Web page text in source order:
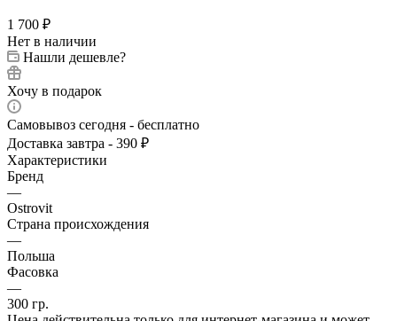
1 700 ₽
Нет в наличии
Нашли дешевле?
Хочу в подарок
Самовывоз сегодня - бесплатно
Доставка завтра - 390 ₽
Характеристики
Бренд
—
Ostrovit
Страна происхождения
—
Польша
Фасовка
—
300 гр.